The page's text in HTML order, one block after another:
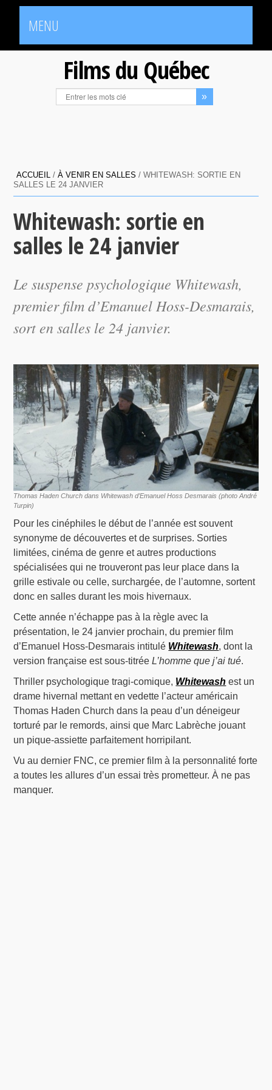
MENU
Films du Québec
ACCUEIL /À VENIR EN SALLES /WHITEWASH: SORTIE EN
SALLES LE 24 JANVIER
Whitewash: sortie en
salles le 24 janvier
Le suspense psychologique Whitewash,
premier film d’Emanuel Hoss-Desmarais,
sort en salles le 24 janvier.
Thomas Haden Church dans Whitewash d’Emanuel Hoss Desmarais (photo André
Turpin)
Pour les cinéphiles le début de l’année est souvent
synonyme de découvertes et de surprises. Sorties
limitées, cinéma de genre et autres productions
spécialisées qui ne trouveront pas leur place dans la
grille estivale ou celle, surchargée, de l’automne, sortent
donc en salles durant les mois hivernaux.
Cette année n’échappe pas à la règle avec la
présentation, le 24 janvier prochain, du premier film
d’Emanuel Hoss-Desmarais intitulé Whitewash, dont la
version française est sous-titréeL’homme que j’ai tué.
Thriller psychologique tragi-comique, Whitewash est un
drame hivernal mettant en vedette l’acteur américain
Thomas Haden Church dans la peau d’un déneigeur
torturé par le remords, ainsi que Marc Labrèche jouant
un pique-assiette parfaitement horripilant.
Vu au dernier FNC, ce premier film à la personnalité forte
a toutes les allures d’un essai très prometteur. À ne pas
manquer.